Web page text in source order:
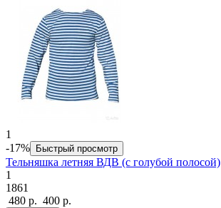
1
-17%
Быстрый просмотр
Тельняшка летняя ВДВ (с голубой полосой)
1
1861
480 р. 400 р.